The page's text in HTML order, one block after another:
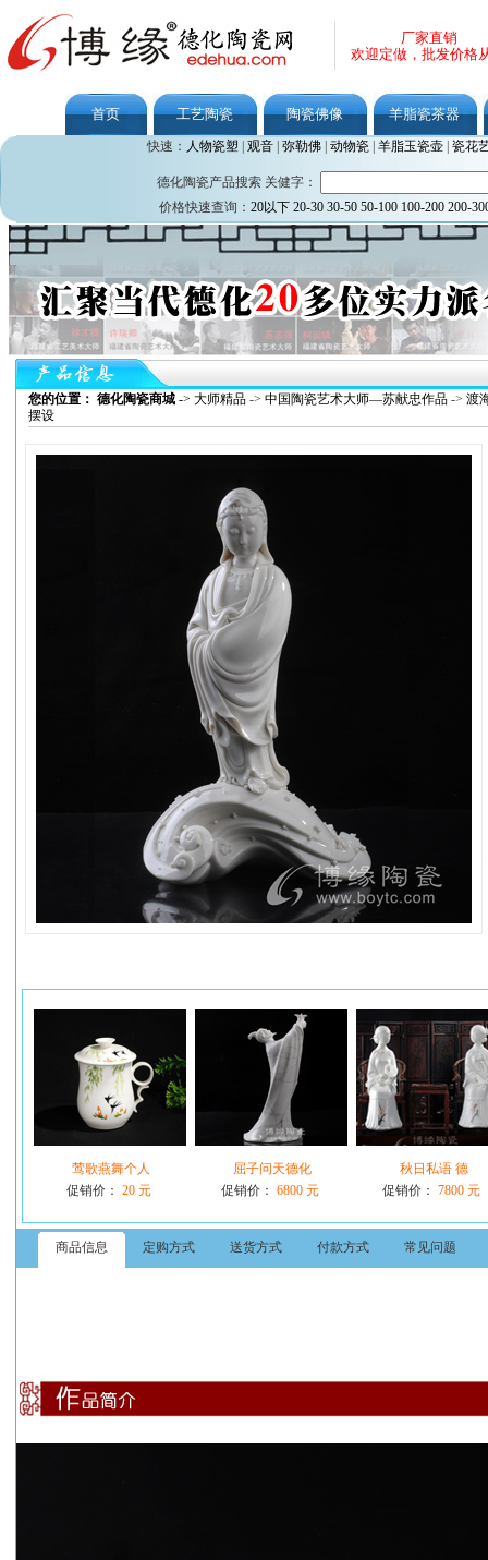
厂家直销
欢迎定做，批发价格
首页 工艺陶瓷 陶瓷佛像 羊脂瓷茶器
快速： 人物瓷塑 观音| 弥勒佛| 动物瓷| 羊脂玉瓷壶| 瓷花
德化陶瓷产品搜索 关健字：
价格快速查询： 20以下 20-30 30-50 50-100 100-200 200-
您的位置： 德化陶瓷商城 -> 大师精品 -> 中国陶瓷艺术大师—苏献忠作品 -> 渡
摆设
莺歌燕舞个人
促销价： 20 元
屈子问天德化
促销价： 6800 元
秋日私语 德
促销价： 7800 元
商品信息 定购方式 送货方式 付款方式 常见问题